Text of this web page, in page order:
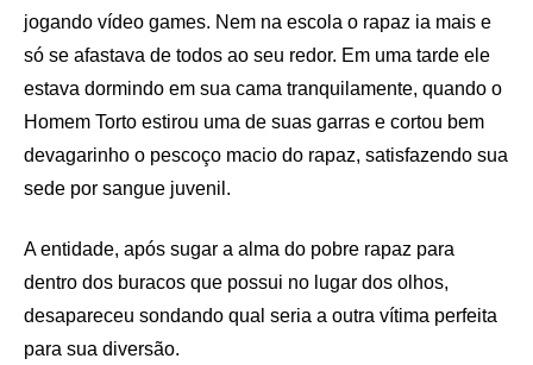
jogando vídeo games. Nem na escola o rapaz ia mais e
só se afastava de todos ao seu redor. Em uma tarde ele
estava dormindo em sua cama tranquilamente, quando o
Homem Torto estirou uma de suas garras e cortou bem
devagarinho o pescoço macio do rapaz, satisfazendo sua
sede por sangue juvenil.
A entidade, após sugar a alma do pobre rapaz para
dentro dos buracos que possui no lugar dos olhos,
desapareceu sondando qual seria a outra vítima perfeita
para sua diversão.